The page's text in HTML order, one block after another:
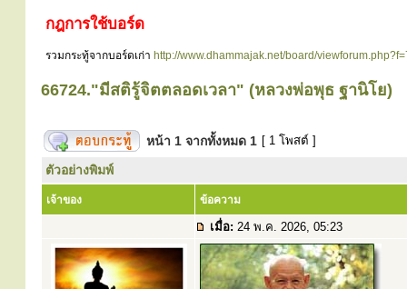
กฎการใช้บอร์ด
รวมกระทู้จากบอร์ดเก่า http://www.dhammajak.net/board/
66724."มีสติรู้จิตตลอดเวลา" (หลวงพ่อพุธ ฐานิโย)
หน้า 1 จากทั้งหมด 1 [ 1 โพสต์ ]
ตัวอย่างพิมพ์
เจ้าของ ข้อความ
เมื่อ: 24 พ.ค. 2026, 05:23